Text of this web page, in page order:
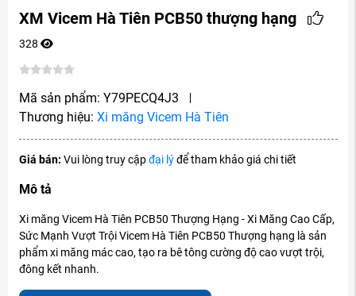
XM Vicem Hà Tiên PCB50 thượng hạng
328
Mã sản phẩm: Y79PECQ4J3
Thương hiệu: Xi măng Vicem Hà Tiên
Giá bán: Vui lòng truy cậpđại lýđể tham khảo giá chi tiết
Mô tả
Xi măng Vicem Hà Tiên PCB50 Thượng Hạng - Xi Măng Cao Cấp,
Sức Mạnh Vượt Trội Vicem Hà Tiên PCB50 Thượng hạng là sản
phẩm xi măng mác cao, tạo ra bê tông cường độ cao vượt trội,
đông kết nhanh.